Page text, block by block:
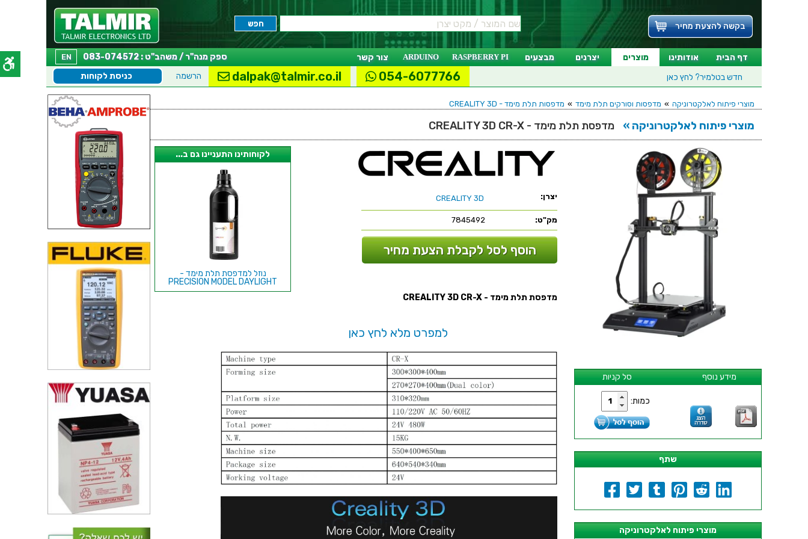
בקשה להצעת מחיר
דף הבית אודותינו מוצרים יצרנים מבצעים RASPBERRY PI
ARDUINO צור קשר EN
ספק מנה"ר / משהב"ט : 083-074572
חדש בטלמיר? לחץ כאן כניסת לקוחות הרשמה dalpak@talmir.co.il 054-6077766
מוצרי פיתוח לאלקטרוניקה » מדפסות וסורקים תלת מימד » מדפסות תלת מימד - CREALITY 3D
מוצרי פיתוח לאלקטרוניקה » מדפסת תלת מימד - CREALITY 3D CR-X
סל קניות מידע נוסף
כמות:
שתף
מוצרי פיתוח לאלקטרוניקה
יצרן: CREALITY 3D
מק"ט: 7845492
הוסף לסל לקבלת הצעת מחיר
לקוחותינו התעניינו גם ב...
נוזל למדפסת תלת מימד -
PRECISION MODEL DAYLIGHT
GRAY
EINSCAN
מדפסת תלת מימד - CREALITY 3D CR-X
למפרט מלא לחץ כאן